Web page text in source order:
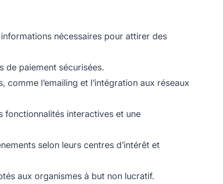
nécessaires pour attirer des
de paiement sécurisées.
l’emailing et l’intégration aux réseaux
fonctionnalités interactives et une
selon leurs centres d’intérêt et
aux organismes à but non lucratif.